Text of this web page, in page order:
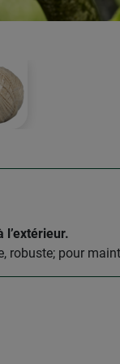
robuste; pour